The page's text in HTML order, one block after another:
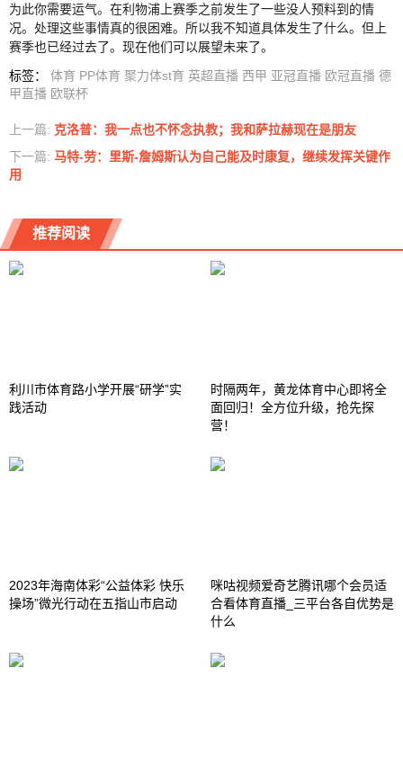
为此你需要运气。在利物浦上赛季之前发生了一些没人预料到的情
况。处理这些事情真的很困难。所以我不知道具体发生了什么。但上
赛季也已经过去了。现在他们可以展望未来了。
标签： 体育 PP体育 聚力体st育 英超直播 西甲 亚冠直播 欧冠直播 德
甲直播 欧联杯
上一篇: 克洛普：我一点也不怀念执教；我和萨拉赫现在是朋友
下一篇: 马特-劳：里斯-詹姆斯认为自己能及时康复，继续发挥关键作
用
推荐阅读
利川市体育路小学开展“研学”实
践活动
时隔两年，黄龙体育中心即将全
面回归！全方位升级，抢先探
营！
2023年海南体彩“公益体彩 快乐
操场”微光行动在五指山市启动
咪咕视频爱奇艺腾讯哪个会员适
合看体育直播_三平台各自优势是
什么